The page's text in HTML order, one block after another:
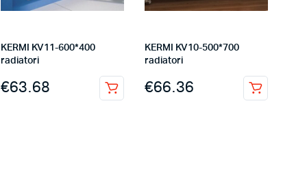
KERMI KV11-600*400
radiatori
€63.68
KERMI KV10-500*700
radiatori
€66.36